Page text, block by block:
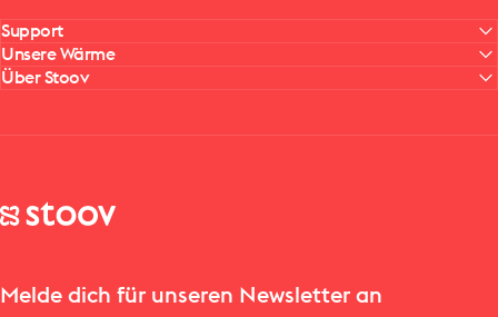
Support
Unsere Wärme
Über Stoov
Stoov® | Cordless Heated Cushions & Blankets
Melde dich für unseren Newsletter an